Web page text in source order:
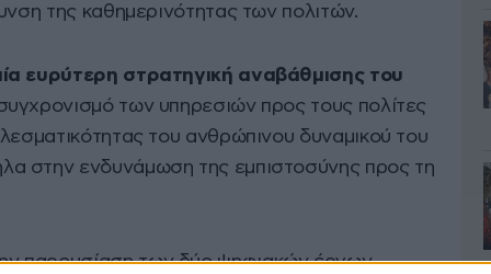
της καθημερινότητας των πολιτών.
ευρύτερη στρατηγική αναβάθμισης του
των υπηρεσιών προς τους πολίτες
του ανθρώπινου δυναμικού του
στην ενδυνάμωση της εμπιστοσύνης προς τη
παρουσίαση των δύο ψηφιακών έργων,